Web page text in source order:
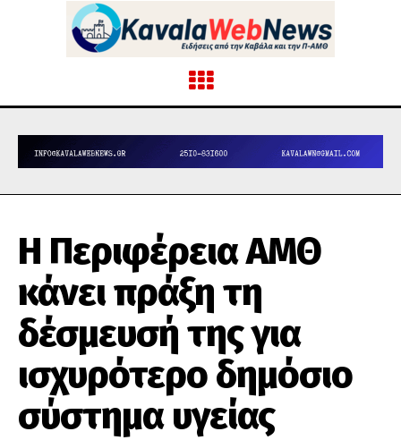
Η Περιφέρεια ΑΜΘ
κάνει πράξη τη
δέσμευσή της για
ισχυρότερο δημόσιο
σύστημα υγείας